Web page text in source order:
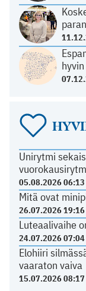
hyvin
Unirytmi
05.08.2026 06:13
Mitä ovat
26.07.2026 19:16
Luteaalivaihe
24.07.2026 07:04
Elohiiri
vaaraton vaiva
15.07.2026 08:17